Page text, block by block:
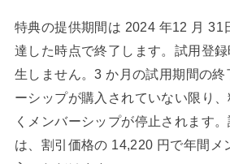
特典の提供期間は 2024 年12 月 31
達した時点で終了します。試用登
生しません。3 か月の試用期間の
ーシップが購入されていない限り
くメンバーシップが停止されます
は、割引価格の 14,220 円で年間メ